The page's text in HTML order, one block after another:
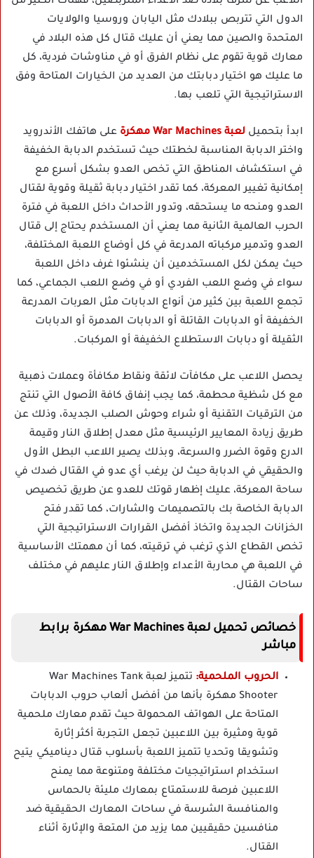
الدول التي تتربص ببلادك مثل اليابان وروسيا والولايات
المتحدة والصين مما يعني أن عليك قتال كل هذه البلاد في
معارك قوية تقوم على نظام الفرق أو في مناوشات فردية، كل
ما عليك هو اختيار دبابتك من العديد من الخيارات المتاحة وفق
الاستراتيجية التي تلعب بها.
ابدأ بتحميل لعبة War Machines مهكرة
على هاتفك الأندرويد
واختر الدبابة المناسبة لخطتك حيث تستخدم الدبابة الخفيفة
في استكشاف المناطق التي تخص العدو بشكل أسرع مع
إمكانية تغيير المعركة، كما تقدر اختيار دبابة ثقيلة وقوية لقتال
العدو ومنحه ما يستحقه، وتدور الأحداث داخل اللعبة في فترة
الحرب العالمية الثانية مما يعني أن المستخدم يحتاج إلى قتال
العدو وتدمير مركباته المدرعة في كل أوضاع اللعبة المختلفة،
حيث يمكن لكل المستخدمين أن ينشئوا غرف داخل اللعبة
سواء في وضع اللعب الفردي أو في وضع اللعب الجماعي، كما
تجمع اللعبة بين كثير من أنواع الدبابات مثل العربات المدرعة
الخفيفة أو الدبابات القاتلة أو الدبابات المدمرة أو الدبابات
الثقيلة أو دبابات الاستطلاع الخفيفة أو المركبات.
يحصل اللاعب على مكافآت لائقة ونقاط مكافأة وعملات ذهبية
مع كل شظية محطمة، كما يجب إنفاق كافة الأصول التي تنتج
من الترقيات التقنية أو شراء وحوش الصلب الجديدة، وذلك عن
طريق زيادة المعايير الرئيسية مثل معدل إطلاق النار وقيمة
الدرع وقوة الضرر والسرعة، وبذلك يصير اللاعب البطل الأول
والحقيقي في الدبابة حيث لن يرغب أي عدو في القتال ضدك في
ساحة المعركة، عليك إظهار قوتك للعدو عن طريق تخصيص
الدبابة الخاصة بك بالتصميمات والشارات، كما تقدر فتح
الخزانات الجديدة واتخاذ أفضل القرارات الاستراتيجية التي
تخص القطاع الذي ترغب في ترقيته، كما أن مهمتك الأساسية
في اللعبة هي محاربة الأعداء وإطلاق النار عليهم في مختلف
ساحات القتال.
خصائص تحميل لعبة War Machines مهكرة برابط
مباشر
الحروب الملحمية:
تتميز لعبة War Machines Tank
Shooter مهكرة بأنها من أفضل ألعاب حروب الدبابات
المتاحة على الهواتف المحمولة حيث تقدم معارك ملحمية
قوية ومثيرة بين اللاعبين تجعل التجربة أكثر إثارة
وتشويقا وتحديا تتميز اللعبة بأسلوب قتال ديناميكي يتيح
استخدام استراتيجيات مختلفة ومتنوعة مما يمنح
اللاعبين فرصة للاستمتاع بمعارك مليئة بالحماس
والمنافسة الشرسة في ساحات المعارك الحقيقية ضد
منافسين حقيقيين مما يزيد من المتعة والإثارة أثناء
القتال.